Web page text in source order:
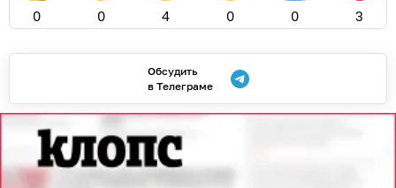
0 0 4 0 0 3
Обсудить
в Телеграме